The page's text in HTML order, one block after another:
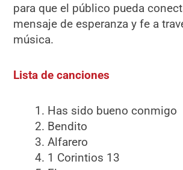
para que el público pueda
mensaje de esperanza y fe a
música.
Lista de canciones
Has sido bueno conmigo
Bendito
Alfarero
1 Corintios 13